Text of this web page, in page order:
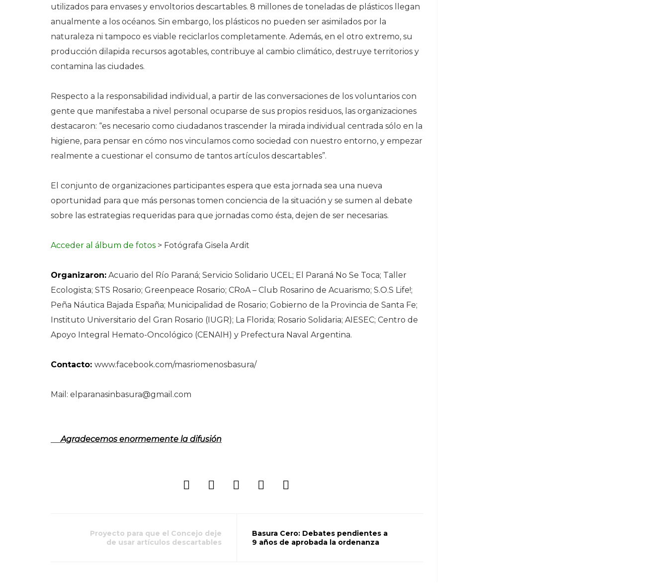
utilizados para envases y envoltorios descartables. 8 millones de toneladas de plásticos llegan
anualmente a los océanos. Sin embargo, los plásticos no pueden ser asimilados por la
naturaleza ni tampoco es viable reciclarlos completamente. Además, en el otro extremo, su
producción dilapida recursos agotables, contribuye al cambio climático, destruye territorios y
contamina las ciudades.
Respecto a la responsabilidad individual, a partir de las conversaciones de los voluntarios con
gente que manifestaba a nivel personal ocuparse de sus propios residuos, las organizaciones
destacaron: “es necesario como ciudadanos trascender la mirada individual centrada sólo en la
higiene, para pensar en cómo nos vinculamos como sociedad con nuestro entorno, y empezar
realmente a cuestionar el consumo de tantos artículos descartables”.
El conjunto de organizaciones participantes espera que esta jornada sea una nueva
oportunidad para que más personas tomen conciencia de la situación y se sumen al debate
sobre las estrategias requeridas para que jornadas como ésta, dejen de ser necesarias.
Acceder al álbum de fotos > Fotógrafa Gisela Ardit
Organizaron: Acuario del Río Paraná; Servicio Solidario UCEL; El Paraná No Se Toca; Taller
Ecologista; STS Rosario; Greenpeace Rosario; CRoA – Club Rosarino de Acuarismo; S.O.S Life!;
Peña Náutica Bajada España; Municipalidad de Rosario; Gobierno de la Provincia de Santa Fe;
Instituto Universitario del Gran Rosario (IUGR); La Florida; Rosario Solidaria; AIESEC; Centro de
Apoyo Integral Hemato-Oncológico (CENAIH) y Prefectura Naval Argentina.
Contacto: www.facebook.com/masriomenosbasura/
Mail: elparanasinbasura@gmail.com
Agradecemos enormemente la difusión
Proyecto para que el Concejo deje
de usar artículos descartables
Basura Cero: Debates pendientes a
9 años de aprobada la ordenanza